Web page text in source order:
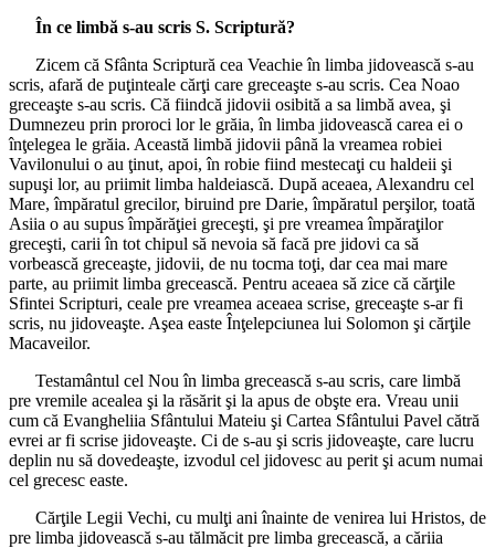
În ce limbă s-au scris S. Scriptură?
Zicem că Sfânta Scriptură cea Veachie în limba jidovească s-au
scris, afară de puţinteale cărţi care greceaşte s-au scris. Cea Noao
greceaşte s-au scris. Că fiindcă jidovii osibită a sa limbă avea, şi
Dumnezeu prin proroci lor le grăia, în limba jidovească carea ei o
înţelegea le grăia. Această limbă jidovii până la vreamea robiei
Vavilonului o au ţinut, apoi, în robie fiind mestecaţi cu haldeii şi
supuşi lor, au priimit limba haldeiască. După aceaea, Alexandru cel
Mare, împăratul grecilor, biruind pre Darie, împăratul perşilor, toată
Asiia o au supus împărăţiei greceşti, şi pre vreamea împăraţilor
greceşti, carii în tot chipul să nevoia să facă pre jidovi ca să
vorbească greceaşte, jidovii, de nu tocma toţi, dar cea mai mare
parte, au priimit limba grecească. Pentru aceaea să zice că cărţile
Sfintei Scripturi, ceale pre vreamea aceaea scrise, greceaşte s-ar fi
scris, nu jidoveaşte. Aşea easte Înţelepciunea lui Solomon şi cărţile
Macaveilor.
Testamântul cel Nou în limba grecească s-au scris, care limbă
pre vremile acealea şi la răsărit şi la apus de obşte era. Vreau unii
cum că Evangheliia Sfântului Mateiu şi Cartea Sfântului Pavel cătră
evrei ar fi scrise jidoveaşte. Ci de s-au şi scris jidoveaşte, care lucru
deplin nu să dovedeaşte, izvodul cel jidovesc au perit şi acum numai
cel grecesc easte.
Cărţile Legii Vechi, cu mulţi ani înainte de venirea lui Hristos, de
pre limba jidovească s-au tălmăcit pre limba grecească, a căriia